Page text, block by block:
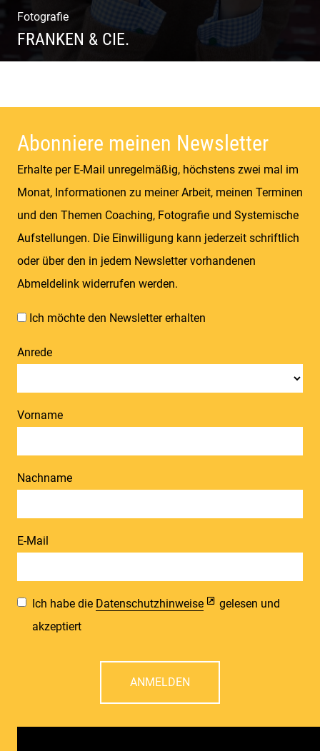
Fotografie
FRANKEN & CIE.
Abonniere meinen Newsletter
Erhalte per E-Mail unregelmäßig, höchstens zwei mal im
Monat, Informationen zu meiner Arbeit, meinen Terminen
und den Themen Coaching, Fotografie und Systemische
Aufstellungen. Die Einwilligung kann jederzeit schriftlich
oder über den in jedem Newsletter vorhandenen
Abmeldelink widerrufen werden.
Ich möchte den Newsletter erhalten
Anrede
Vorname
Nachname
E-Mail
Ich habe die Datenschutzhinweise
gelesen und
akzeptiert
ANMELDEN